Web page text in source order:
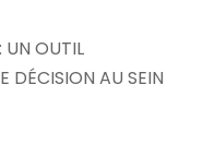
UN OUTIL
DÉCISION AU SEIN